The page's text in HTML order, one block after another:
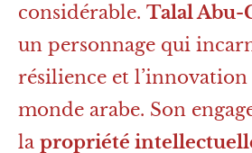
considérable. Talal Abu-
un personnage qui
résilience et l’innovation
monde arabe. Son
la propriété